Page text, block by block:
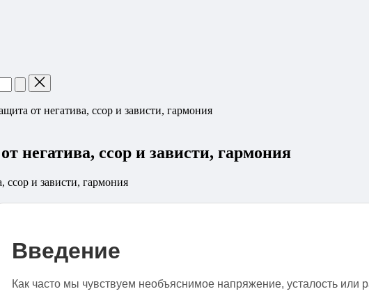
от негатива, ссор и зависти, гармония
негатива, ссор и зависти, гармония
Введение
Как часто мы чувствуем необъяснимое напряжение, усталость или